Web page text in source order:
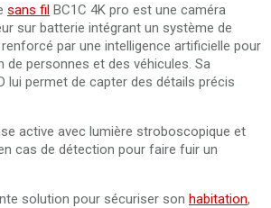
sans fil BC1C 4K pro est une caméra
sur batterie intégrant un système de
par une intelligence artificielle pour
de personnes et des véhicules. Sa
lui permet de capter des détails précis
active avec lumière stroboscopique et
cas de détection pour faire fuir un
solution pour sécuriser son habitation,